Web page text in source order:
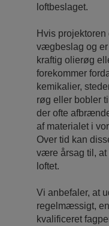
loftbeslaget.
Hvis
vægbeslag og er
kraftig olierøg
forekommer
kemikalier,
røg eller bobler
der ofte
af materialet i
Over tid kan
være årsag til, at
loftet.
Vi anbefaler, at
regelmæssigt,
kvalificeret